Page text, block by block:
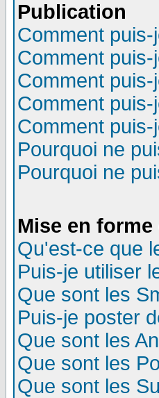
Publication
Comment
Comment
Comment
Comment
Comment
Pourquoi ne
Pourquoi ne
Mise en
Qu'est-ce que
Puis-je utiliser
Que sont les
Puis-je poster
Que sont les
Que sont les
Que sont les